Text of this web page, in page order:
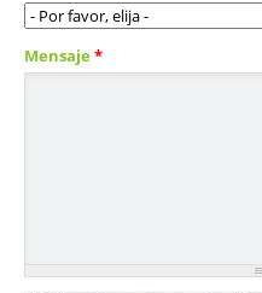
Mensaje*